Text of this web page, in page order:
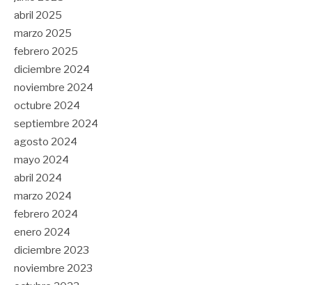
abril 2025
marzo 2025
febrero 2025
diciembre 2024
noviembre 2024
octubre 2024
septiembre 2024
agosto 2024
mayo 2024
abril 2024
marzo 2024
febrero 2024
enero 2024
diciembre 2023
noviembre 2023